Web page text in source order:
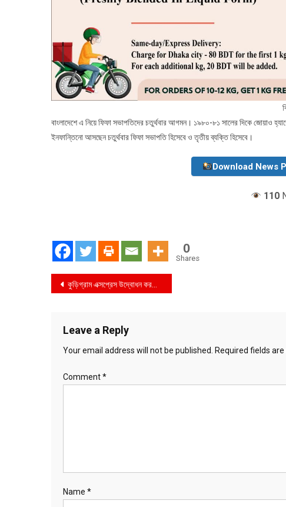
বাংলাদেশে এ নিয়ে ফিফা সভাপতিদের চতুর্থবার আগমন। ১৯৮০-৮১ সালের দিকে জোয়াও
ইনফান্তিনো আসছেন চতুর্থবার ফিফা সভাপতি হিসেবে ও তৃতীয় ব্যক্তি হিসেবে।
Download News
110
0
Shares
Post
কুড়িগ্রাম এক্সপ্রেস উদ্বোধন করলেন প্রধানমন্ত্রী
Leave a Reply
Your email address will not be published. Required fields
Comment*
Name *